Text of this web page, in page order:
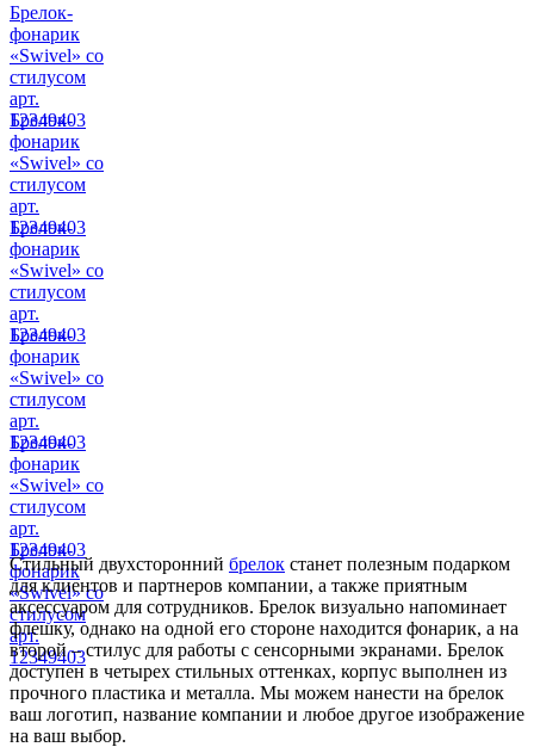
Брелок-
фонарик
«Swivel» со
стилусом
арт.
12349403
Брелок-
фонарик
«Swivel» со
стилусом
арт.
12349403
Брелок-
фонарик
«Swivel» со
стилусом
арт.
12349403
Брелок-
фонарик
«Swivel» со
стилусом
арт.
12349403
Брелок-
фонарик
«Swivel» со
стилусом
арт.
12349403
Брелок-
фонарик
«Swivel» со
стилусом
арт.
12349403
Стильный двухсторонний брелок станет полезным подарком
для клиентов и партнеров компании, а также приятным
аксессуаром для сотрудников. Брелок визуально напоминает
флешку, однако на одной его стороне находится фонарик, а на
второй – стилус для работы с сенсорными экранами. Брелок
доступен в четырех стильных оттенках, корпус выполнен из
прочного пластика и металла. Мы можем нанести на брелок
ваш логотип, название компании и любое другое изображение
на ваш выбор.